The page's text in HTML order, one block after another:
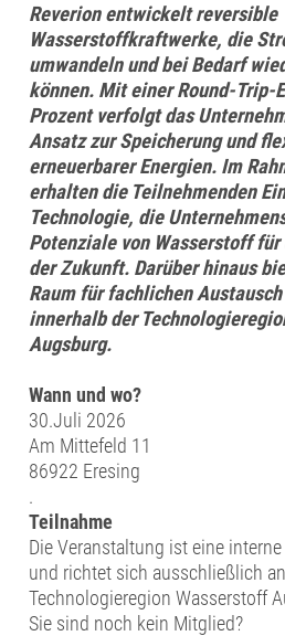
Reverion entwickelt reversible
Wasserstoffkraftwerke, die
umwandeln und bei Bedarf
können. Mit einer Round-Trip-
Prozent verfolgt das
Ansatz zur Speicherung und
erneuerbarer Energien. Im
erhalten die Teilnehmenden
Technologie, die
Potenziale von Wasserstoff
der Zukunft. Darüber hinaus
Raum für fachlichen
innerhalb der
Augsburg.
Wann und wo?
30.Juli 2026
Am Mittefeld 11
86922 Eresing
.
Teilnahme
Die Veranstaltung ist eine
und richtet sich ausschließlich
Technologieregion Wasserstoff
Sie sind noch kein Mitglied?